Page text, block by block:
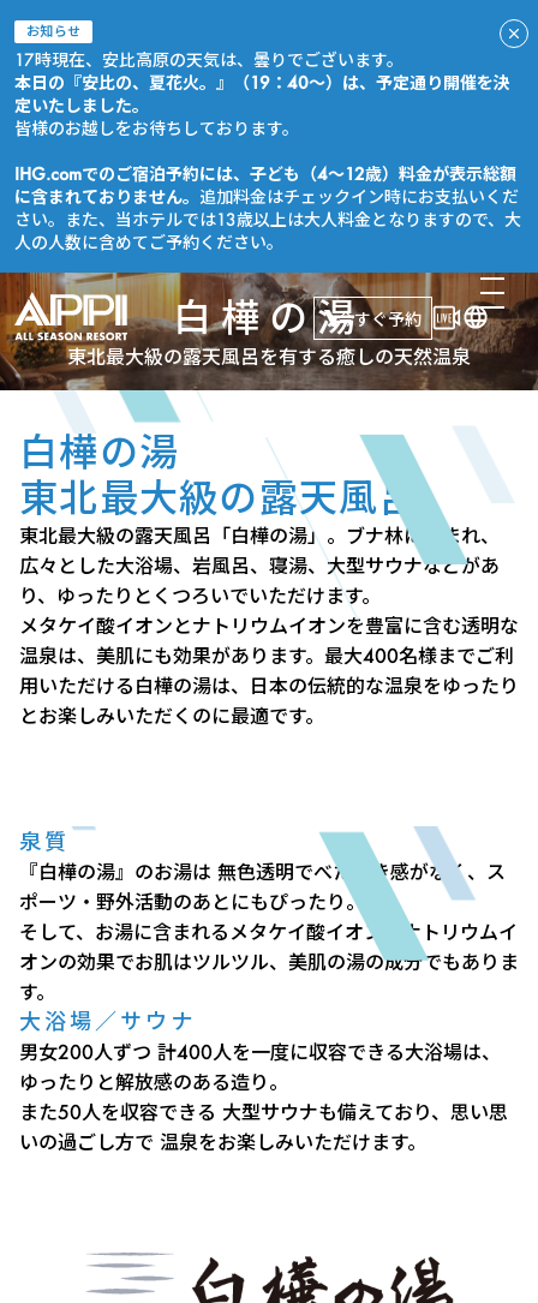
お知らせ
17時現在、安比高原の天気は、曇りでございます。
本日の『安比の、夏花火。』（19：40～）は、予定通り開催を決
定いたしました。
皆様のお越しをお待ちしております。
IHG.comでのご宿泊予約には、子ども（4～12歳）料金が表示総額
に含まれておりません。 追加料金はチェックイン時にお支払いくだ
さい。また、当ホテルでは13歳以上は大人料金となりますので、大
人の人数に含めてご予約ください。
今すぐ予約
白樺の湯
東北最大級の露天風呂を有する癒しの天然温泉
白樺の湯
東北最大級の露天風呂
東北最大級の露天風呂「白樺の湯」。ブナ林に囲まれ、
広々とした大浴場、岩風呂、寝湯、大型サウナなどがあ
り、ゆったりとくつろいでいただけます。
メタケイ酸イオンとナトリウムイオンを豊富に含む透明な
温泉は、美肌にも効果があります。最大400名様までご利
用いただける白樺の湯は、日本の伝統的な温泉をゆったり
とお楽しみいただくのに最適です。
泉質
『白樺の湯』のお湯は 無色透明でべたつき感がなく、ス
ポーツ・野外活動のあとにもぴったり。
そして、お湯に含まれるメタケイ酸イオンとナトリウムイ
オンの効果でお肌はツルツル、美肌の湯の成分でもありま
す。
大浴場／サウナ
男女200人ずつ 計400人を一度に収容できる大浴場は、
ゆったりと解放感のある造り。
また50人を収容できる 大型サウナも備えており、思い思
いの過ごし方で 温泉をお楽しみいただけます。